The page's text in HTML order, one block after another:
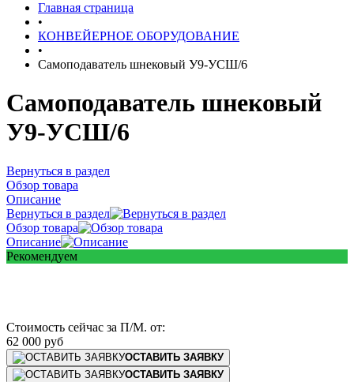
Главная страница
•
КОНВЕЙЕРНОЕ ОБОРУДОВАНИЕ
•
Самоподаватель шнековый У9-УСШ/6
Самоподаватель шнековый
У9-УСШ/6
Вернуться в раздел
Обзор товара
Описание
Вернуться в раздел
Обзор товара
Описание
Рекомендуем
Стоимость сейчас за П/М. от:
62 000 руб
ОСТАВИТЬ ЗАЯВКУ
ОСТАВИТЬ ЗАЯВКУ